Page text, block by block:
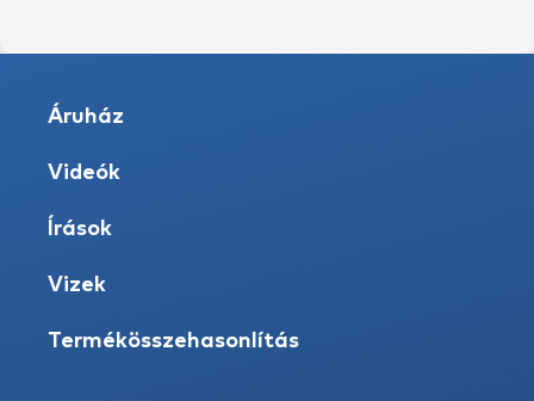
Áruház
Videók
Írások
Vizek
Termékösszehasonlítás